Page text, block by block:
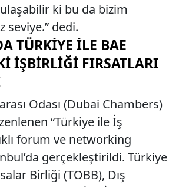
ki bu da bizim
seviye.” dedi.
TÜRKIYE ILE BAE
İŞBIRLIĞI FIRSATLARI
Odası (Dubai Chambers)
“Türkiye ile İş
forum ve networking
gerçekleştirildi. Türkiye
Birliği (TOBB), Dış